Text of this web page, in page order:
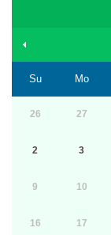
Su Mo
26 27
2 3
9 10
16 17